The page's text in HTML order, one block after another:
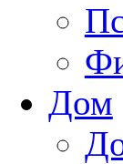
Дом